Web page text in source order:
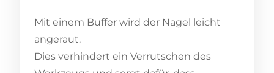
Mit einem Buffer wird der Nagel leicht
angeraut.
Dies verhindert ein Verrutschen des